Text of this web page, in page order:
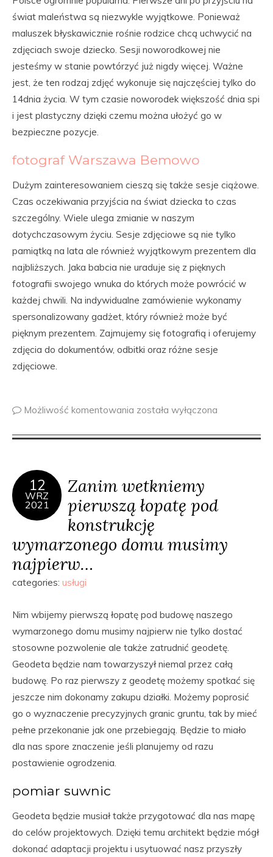
świat maleństwa są niezwykle wyjątkowe. Ponieważ
maluszek błyskawicznie rośnie rodzice chcą uchwycić na
zdjęciach swoje dziecko. Sesji noworodkowej nie
jesteśmy w stanie powtórzyć już nigdy więcej. Ważne
jest, że ten rodzaj zdjęć wykonuje się najczęściej tylko do
14dnia życia. W tym czasie noworodek większość dnia spi
i jest plastyczny dzięki czemu można ułożyć go w
bezpieczne pozycje.
fotograf Warszawa Bemowo
Dużym zainteresowaniem cieszą się także sesje ciążowe.
Czas oczekiwania przyjścia na świat dziecka to czas
szczególny. Wiele ulega zmianie w naszym
dotychczasowym życiu. Sesje zdjęciowe są nie tylko
pamiątką na lata ale również wyjątkowym prezentem dla
najbliższych. Jaka babcia nie uraduje się z pięknych
fotografii swojego wnuka do których może powrócić w
każdej chwili. Na indywidualne zamówienie wykonamy
spersonalizowany gadżet, który również może być
pięknym prezentem. Zajmujemy się fotografią i oferujemy
zdjęcia do dokumentów, odbitki oraz różne sesje
zdjęciowe.
Możliwość komentowania została wyłączona
12
WRZ
2021
Zanim wetkniemy
pierwszą łopatę pod
konstrukcję
wymarzonego domu musimy
najpierw…
categories: usługi
Nim wbijemy pierwszą łopatę pod budowę naszego
wymarzonego domu musimy najpierw nie tylko dostać
stosowne pozwolenie ale także zatrudnić geodetę.
Geodeta będzie nam towarzyszył niemal przez całą
budowę. Po raz pierwszy z geodetę możemy spotkać się
jeszcze nim dokonamy zakupu działki. Możemy poprosić
go o wyznaczenie precyzyjnych granic gruntu, tak by mieć
pełne przekonanie jak one przebiegają. Będzie to miało
dla nas spore znaczenie jeśli planujemy od razu
postawienie ogrodzenia.
pomiar suwnic
Geodeta będzie musiał także przygotować dla nas mapę
do celów projektowych. Dzięki temu architekt będzie mógł
dokonać adaptacji projektu i usytuować nasz przyszły